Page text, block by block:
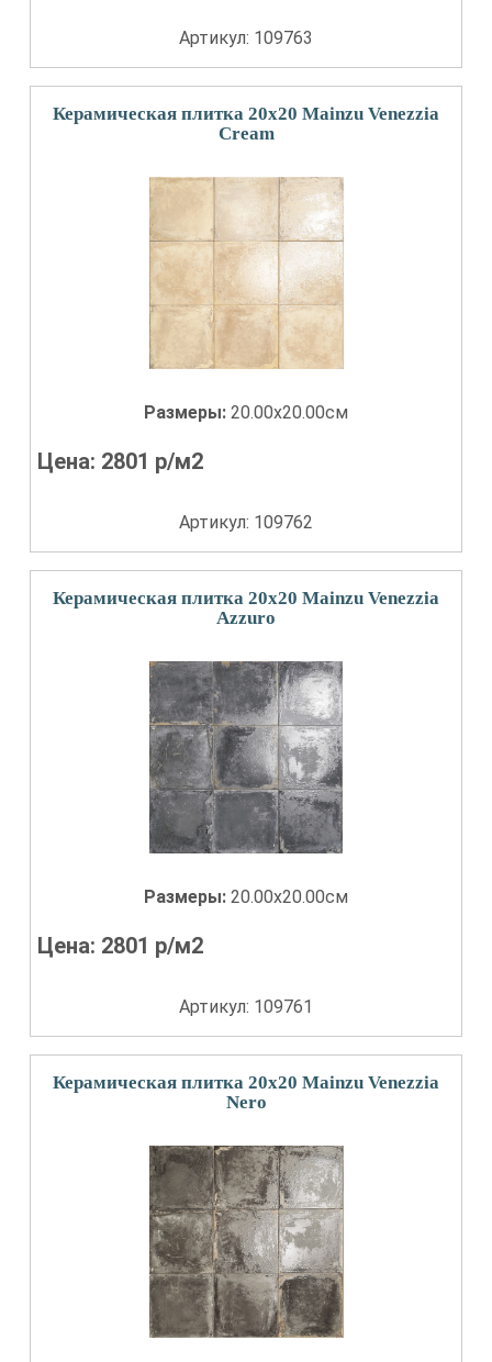
Артикул: 109763
Керамическая плитка 20x20 Mainzu Venezzia
Cream
Размеры: 20.00x20.00см
Цена: 2801 р/м2
Артикул: 109762
Керамическая плитка 20x20 Mainzu Venezzia
Azzuro
Размеры: 20.00x20.00см
Цена: 2801 р/м2
Артикул: 109761
Керамическая плитка 20x20 Mainzu Venezzia
Nero